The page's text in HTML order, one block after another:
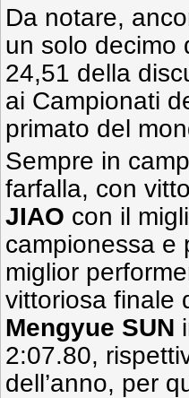
Da notare,
un solo decimo
24,51 della
ai Campionati
primato del
Sempre in
farfalla, con
JIAO con il
campionessa e
miglior
vittoriosa finale
Mengyue SUN
2:07.80,
dell’anno, per